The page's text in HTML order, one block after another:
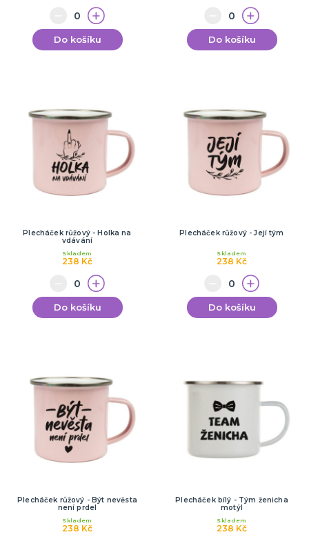
Do košíku Do košíku
Plecháček růžový - Holka na
vdávání
238 Kč
Skladem
Do košíku
Plecháček růžový - Její tým
238 Kč
Skladem
Do košíku
Plecháček růžový - Být nevěsta
není prdel
238 Kč
Skladem
Plecháček bílý - Tým ženicha
motýl
238 Kč
Skladem